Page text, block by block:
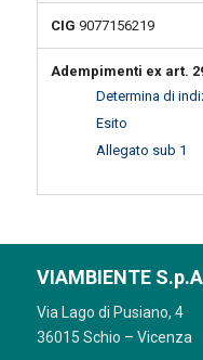
CIG 9077156219
Adempimenti ex art.
Determina di
Esito
Allegato sub 1
VIAMBIENTE
Via Lago di Pusiano, 4
36015 Schio – Vicenza